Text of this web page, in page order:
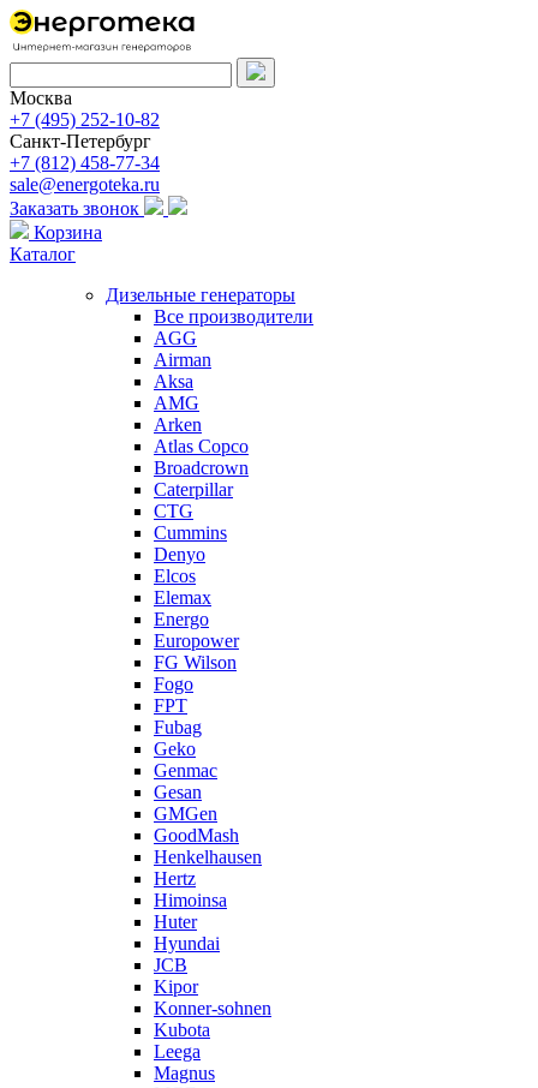
Москва
+7 (495) 252-10-82
Санкт-Петербург
+7 (812) 458-77-34
sale@energoteka.ru
Заказать звонок
Корзина
Каталог
Дизельные генераторы
Все производители
AGG
Airman
Aksa
AMG
Arken
Atlas Copco
Broadcrown
Caterpillar
CTG
Cummins
Denyo
Elcos
Elemax
Energo
Europower
FG Wilson
Fogo
FPT
Fubag
Geko
Genmac
Gesan
GMGen
GoodMash
Henkelhausen
Hertz
Himoinsa
Huter
Hyundai
JCB
Kipor
Konner-sohnen
Kubota
Leega
Magnus